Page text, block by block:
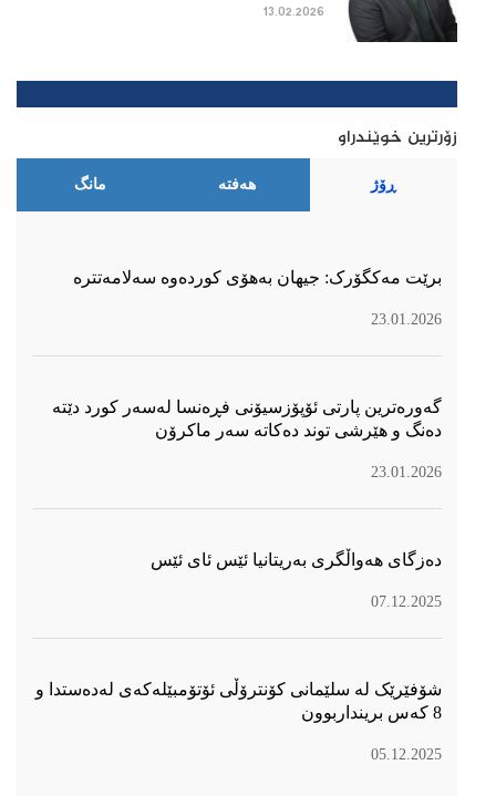
13.02.2026
زۆرترین خوێندراو
ڕۆژ هەفتە مانگ
برێت مەکگۆرک: جیهان بەهۆی کوردەوە سەلامەتترە
23.01.2026
گەورەترین پارتی ئۆپۆزسیۆنی فڕەنسا لەسەر كورد دێتە
دەنگ و هێرشی توند دەكاتە سەر ماكرۆن
23.01.2026
دەزگای هەواڵگری بەریتانیا ئێس ئای ئێس
07.12.2025
شۆفێرێک لە سلێمانی کۆنترۆڵی ئۆتۆمبێلەکەی لەدەستدا و
8 کەس برینداربوون
05.12.2025